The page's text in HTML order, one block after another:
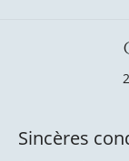
Sincères